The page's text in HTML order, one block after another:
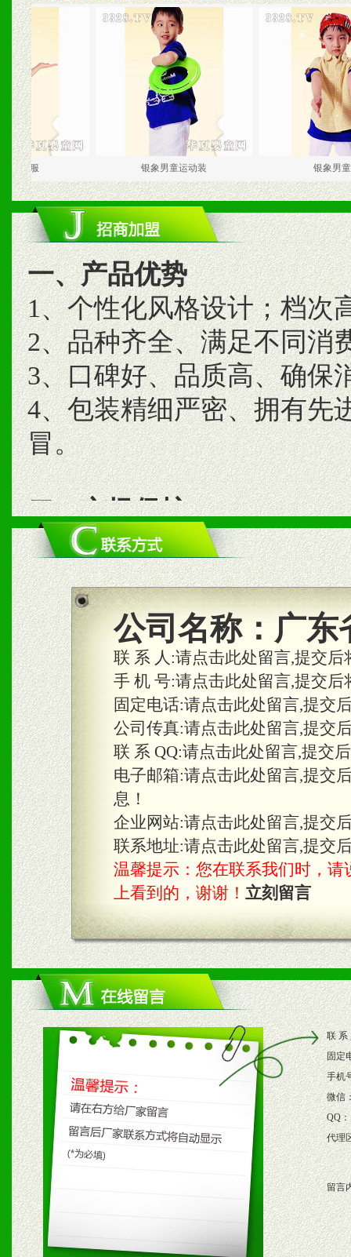
童校服 银象男童运动装 银象男
一、产品优势
1、个性化风格设计；档次
2、品种齐全、满足不同消
3、口碑好、品质高、确保
4、包装精细严密、拥有先
冒。
二、市场保护
1、统一市场价格；建立全
商利润。
2、区域独家经营；建立区
合作关系。
三、物料及媒体
1、免费提供体验及宣传彩
2、不定期在各大知名网站
知名度和影响力。
3、根据地方实际情况提供
具。
四、市场操作及支持
1、根据区域市场协助制定
2、根据具体情况公司给予
3、根据市场需要，派驻区
保产品顺利销售。
4、根据市场情况公司给予
购支持。
五、退换货制度
公司名称： 广东
联 系 人:请点击此处留言,提交
手 机 号:请点击此处留言,提交
固定电话:请点击此处留言,提交
公司传真:请点击此处留言,提交
联 系 QQ:请点击此处留言,提交
电子邮箱:请点击此处留言,提交
息！
企业网站:请点击此处留言,提交
联系地址:请点击此处留言,提交
温馨提示：您在联系我们时，请
上看到的，谢谢！ 立刻留言
联 系
固定
手机
微信
QQ：
代理
留言